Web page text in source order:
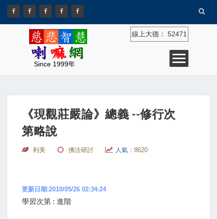
Since 1999年
線上大德： 52471
《現觀莊嚴論》總義 --修行次
第略說
利美 佛法研討 人氣： 8620
更新日期:2010/05/26 02:34:24
學習次第 : 進階